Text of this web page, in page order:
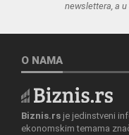
newslettera, a
O NAMA
Biznis.rs je jedinstveni
ekonomskim temama